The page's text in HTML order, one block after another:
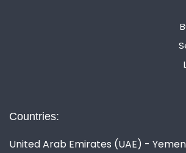
Countries:
United Arab Emirates (UAE) -